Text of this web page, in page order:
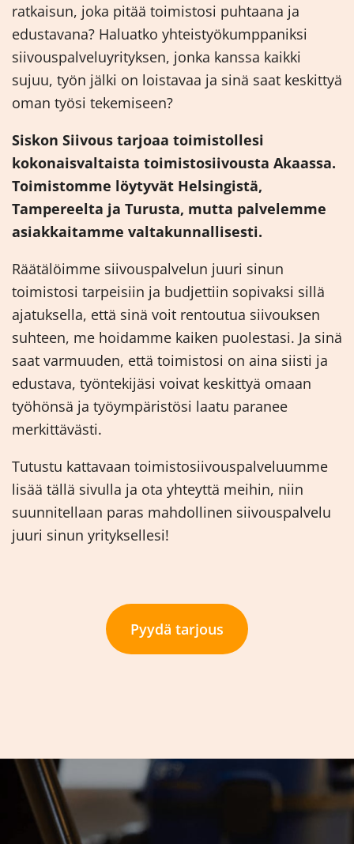
ratkaisun, joka pitää toimistosi puhtaana ja
edustavana? Haluatko yhteistyökumppaniksi
siivouspalveluyrityksen, jonka kanssa kaikki
sujuu, työn jälki on loistavaa ja sinä saat keskittyä
oman työsi tekemiseen?
Siskon Siivous tarjoaa toimistollesi
kokonaisvaltaista toimistosiivousta Akaassa.
Toimistomme löytyvät Helsingistä,
Tampereelta ja Turusta, mutta palvelemme
asiakkaitamme valtakunnallisesti.
Räätälöimme siivouspalvelun juuri sinun
toimistosi tarpeisiin ja budjettiin sopivaksi sillä
ajatuksella, että sinä voit rentoutua siivouksen
suhteen, me hoidamme kaiken puolestasi. Ja sinä
saat varmuuden, että toimistosi on aina siisti ja
edustava, työntekijäsi voivat keskittyä omaan
työhönsä ja työympäristösi laatu paranee
merkittävästi.
Tutustu kattavaan toimistosiivouspalveluumme
lisää tällä sivulla ja ota yhteyttä meihin, niin
suunnitellaan paras mahdollinen siivouspalvelu
juuri sinun yrityksellesi!
Pyydä tarjous